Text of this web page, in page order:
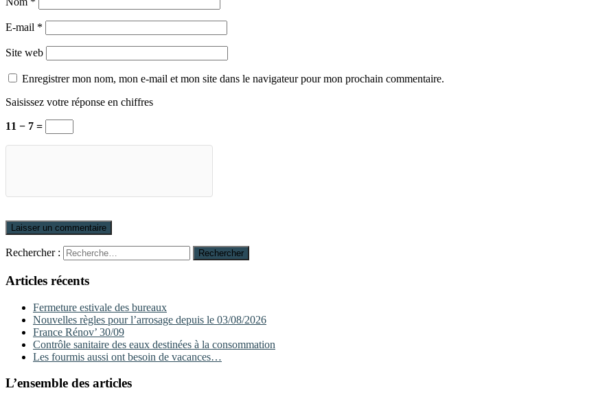
E-mail *
Site web
Enregistrer mon nom, mon e-mail et mon site dans le navigateur pour mon prochain commentaire.
Saisissez votre réponse en chiffres
11 − 7 =
Rechercher : Rechercher
Articles récents
Fermeture estivale des bureaux
Nouvelles règles pour l’arrosage depuis le 03/08/2026
France Rénov’ 30/09
Contrôle sanitaire des eaux destinées à la consommation
Les fourmis aussi ont besoin de vacances…
L’ensemble des articles